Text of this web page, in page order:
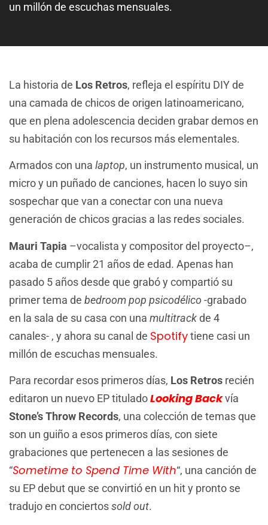
un millón de escuchas mensuales.
La historia de Los Retros, refleja el espíritu DIY de
una camada de chicos de origen latinoamericano,
que en plena adolescencia deciden grabar demos en
su habitación con los recursos más elementales.
Armados con una laptop, un instrumento musical, un
micro y un puñado de canciones, hacen lo suyo sin
sospechar que van a conectar con una nueva
generación de chicos gracias a las redes sociales.
Mauri Tapia –vocalista y compositor del proyecto–,
acaba de cumplir 21 años de edad. Apenas han
pasado 5 años desde que grabó y compartió su
primer tema de bedroom pop psicodélico -grabado
en la sala de su casa con una multitrackde 4
canales- , y ahora su canal de Spotifytiene casi un
millón de escuchas mensuales.
Para recordar esos primeros días, Los Retros recién
editaron un nuevo EP tituladoLooking Backvía
Stone’s Throw Records, una colección de temas que
son un guiño a esos primeros días, con siete
grabaciones que pertenecen a las sesiones de
“Sometime to Spend Time With“, una canción de
su EP debut que se convirtió en un hit y pronto se
tradujo en conciertossold out.